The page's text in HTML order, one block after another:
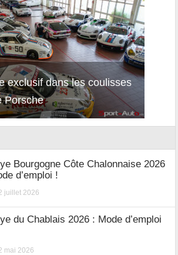
exclusif dans les coulisses
Porsche
Bourgogne Côte Chalonnaise 2026
d’emploi !
juillet 2026
du Chablais 2026 : Mode d’emploi
mai 2026